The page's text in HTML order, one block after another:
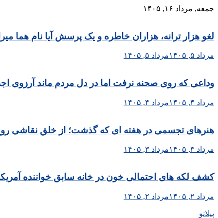
Skip
جمعه, مرداد ۱۶, ۱۴۰۵
لغو هزار ترانه، هزاران خاطره و یک پرسش آیا نام هما
مرداد ۵, ۱۴۰۵ مرداد ۵, ۱۴۰۵
وداعی که روی صحنه نرفت اما در دل مردم ماند آرزوی
مرداد ۴, ۱۴۰۵ مرداد ۴, ۱۴۰۵
هنرهای تجسمی در هفته ای که گذشت؛ از خلق نقاشی روح
مرداد ۳, ۱۴۰۵ مرداد ۳, ۱۴۰۵
کشف لکه های احتمالی خون در خانه سابق خواننده
مرداد ۲, ۱۴۰۵ مرداد ۲, ۱۴۰۵
پیلانو